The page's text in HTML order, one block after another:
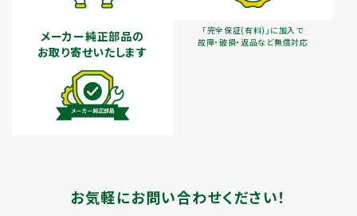
「完全保証(有料)」に加入で
故障・破損・返品など無償対応
メーカー純正部品の
お取り寄せいたします
お気軽にお問い合わせください！